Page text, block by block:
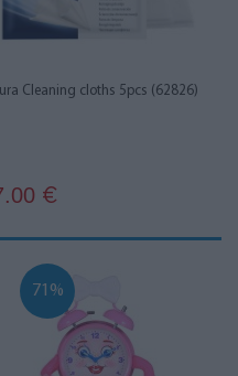
Cleaning cloths 5pcs (62826)
€
71%